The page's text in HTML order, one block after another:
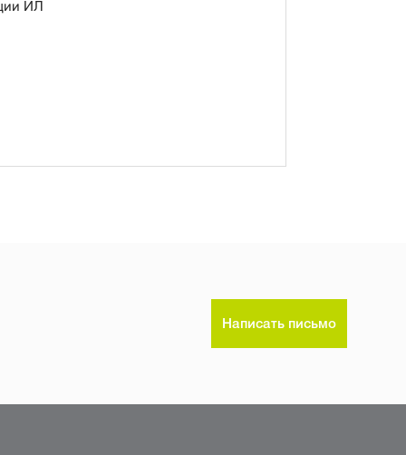
ИЛ
Написать письмо